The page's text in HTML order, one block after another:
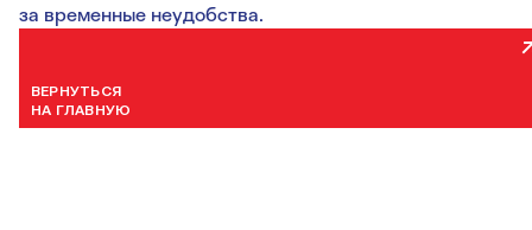
за временные неудобства.
ВЕРНУТЬСЯ
НА ГЛАВНУЮ